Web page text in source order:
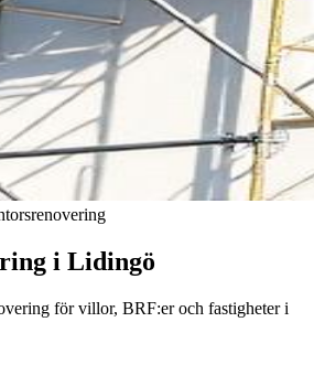
i Lidingö
för villor, BRF:er och fastigheter i